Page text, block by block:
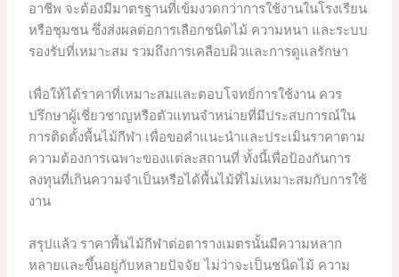
อาชีพ จะต้องมีมาตรฐานที่เข้มงวดกว่าการใช้งานในโรงเรียน
หรือชุมชน ซึ่งส่งผลต่อการเลือกชนิดไม้ ความหนา และระบบ
รองรับที่เหมาะสม รวมถึงการเคลือบผิวและการดูแลรักษา
เพื่อให้ได้ราคาที่เหมาะสมและตอบโจทย์การใช้งาน ควร
ปรึกษาผู้เชี่ยวชาญหรือตัวแทนจำหน่ายที่มีประสบการณ์ใน
การติดตั้งพื้นไม้กีฬา เพื่อขอคำแนะนำและประเมินราคาตาม
ความต้องการเฉพาะของแต่ละสถานที่ ทั้งนี้เพื่อป้องกันการ
ลงทุนที่เกินความจำเป็นหรือได้พื้นไม้ที่ไม่เหมาะสมกับการใช้
งาน
สรุปแล้ว ราคาพื้นไม้กีฬาต่อตารางเมตรนั้นมีความหลาก
หลายและขึ้นอยู่กับหลายปัจจัย ไม่ว่าจะเป็นชนิดไม้ ความ